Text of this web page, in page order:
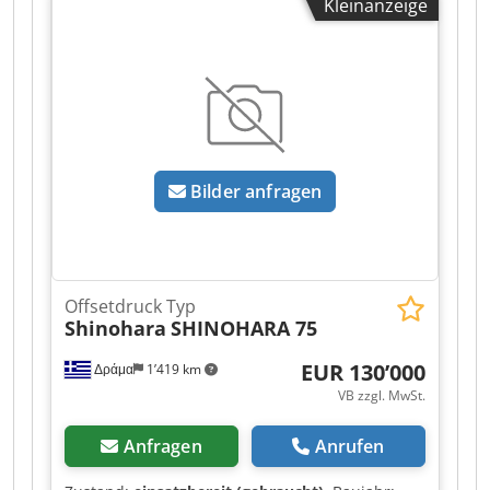
Kleinanzeige
Bilder anfragen
Δράμα 1’419 km
Offsetdruck Typ
Shinohara SHINOHARA 75
EUR 130’000
VB zzgl. MwSt.
Anfragen Anrufen